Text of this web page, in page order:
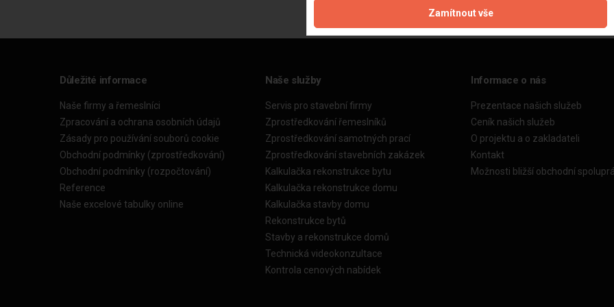
Důležité informace
Naše firmy a řemeslníci
Zpracování a ochrana osobních údajů
Zásady pro používání souborů cookie
Obchodní podmínky (zprostředkování)
Obchodní podmínky (rozpočtování)
Reference
Naše excelové tabulky online
Naše služby
Servis pro stavební firmy
Zprostředkování řemeslníků
Zprostředkování samotných prací
Zprostředkování stavebních zakázek
Kalkulačka rekonstrukce bytu
Kalkulačka rekonstrukce domu
Kalkulačka stavby domu
Rekonstrukce bytů
Stavby a rekonstrukce domů
Technická videokonzultace
Kontrola cenových nabídek
Informace o nás
Prezentace našich služeb
Ceník našich služeb
O projektu a o zakladateli
Kontakt
Možnosti bližší obchodní
Zamítnout vše